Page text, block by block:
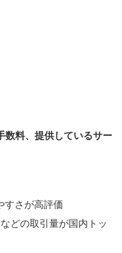
数料、提供しているサー
すさが高評価
どの取引量が国内トッ